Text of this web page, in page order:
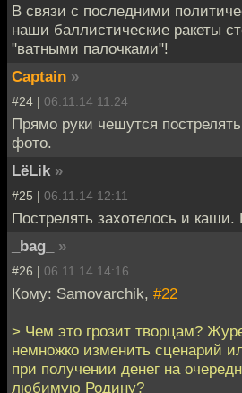
В связи с последними
наши баллистические ракеты
"ватными палочками"!
Captain »
#24 | 06.11.14 11:24
Прямо руки чешутся
фото.
LёLik »
#25 | 06.11.14 12:11
Пострелять захотелось и
_bag_
»
#26 | 06.11.14 14:16
Кому: Samovarchik, #22
> Чем это грозит творцам?
немножко изменить сценарий
при получении денег на
любимую Родину?